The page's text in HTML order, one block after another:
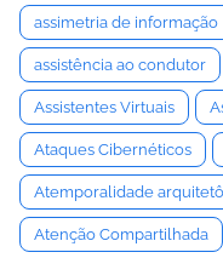
assimetria de informação
assistência ao condutor
Assistentes Virtuais
Ataques Cibernéticos
Atemporalidade
Atenção Compartilhada